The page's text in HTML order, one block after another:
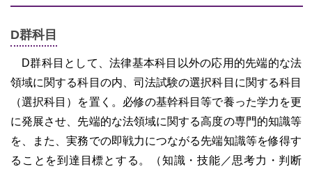
D群科目
D群科目として、法律基本科目以外の応用的先端的な法
領域に関する科目の内、司法試験の選択科目に関する科目
（選択科目）を置く。必修の基幹科目等で養った学力を更
に発展させ、先端的な法領域に関する高度の専門的知識等
を、また、実務での即戦力につながる先端知識等を修得す
ることを到達目標とする。（知識・技能／思考力・判断